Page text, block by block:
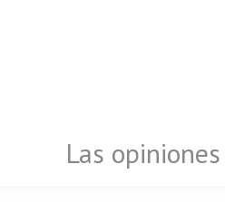
Las